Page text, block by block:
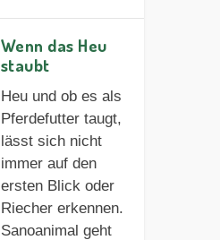
Wenn das Heu
staubt
Heu und ob es als
Pferdefutter taugt,
lässt sich nicht
immer auf den
ersten Blick oder
Riecher erkennen.
Sanoanimal geht